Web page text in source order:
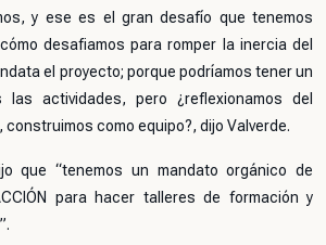
y ese es el gran desafío que tenemos
desafiamos para romper la inercia del
el proyecto; porque podríamos tener un
actividades, pero ¿reflexionamos del
como equipo?, dijo Valverde.
que “tenemos un mandato orgánico de
para hacer talleres de formación y